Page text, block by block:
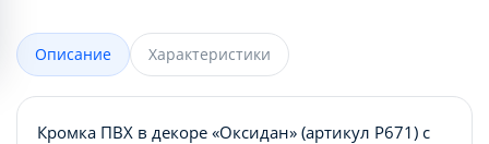
Описание Характеристики
Кромка ПВХ в декоре «Оксидан» (артикул Р671) с